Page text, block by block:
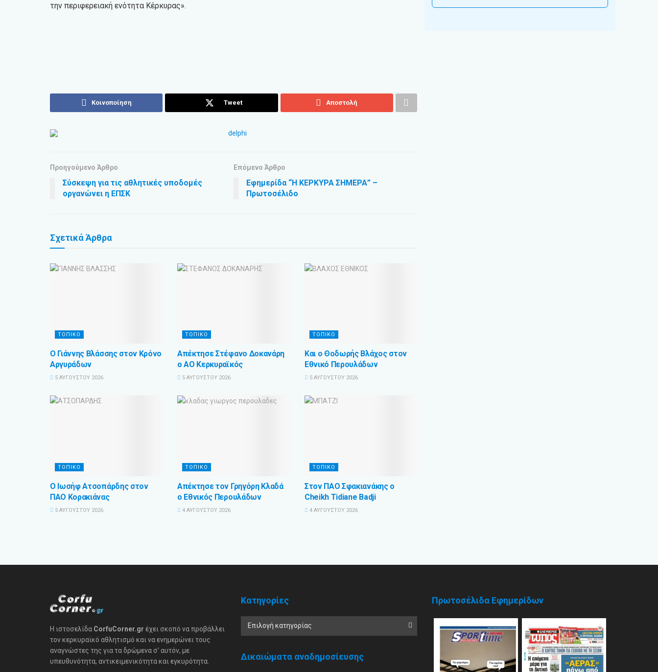
την περιφερειακή ενότητα Κέρκυρας».
Κοινοποίηση Tweet Αποστολή
Προηγούμενο Άρθρο
Σύσκεψη για τις αθλητικές υποδομές
οργανώνει η ΕΠΣΚ
Επόμενο Άρθρο
Εφημερίδα “Η ΚΕΡΚΥΡΑ ΣΗΜΕΡΑ” –
Πρωτοσέλιδο
ΣχετικάΆρθρα
ΤΟΠΙΚΟ
Ο Γιάννης Βλάσσης στον Κρόνο
Αργυράδων
5 ΑΥΓΟΎΣΤΟΥ 2026
ΤΟΠΙΚΟ
Απέκτησε Στέφανο Δοκανάρη
ο ΑΟ Κερκυραϊκός
5 ΑΥΓΟΎΣΤΟΥ 2026
ΤΟΠΙΚΟ
Και ο Θοδωρής Βλάχος στον
Εθνικό Περουλάδων
5 ΑΥΓΟΎΣΤΟΥ 2026
ΤΟΠΙΚΟ
Ο Ιωσήφ Ατσοπάρδης στον
ΠΑΟ Κορακιάνας
5 ΑΥΓΟΎΣΤΟΥ 2026
ΤΟΠΙΚΟ
Απέκτησε τον Γρηγόρη Κλαδά
ο Εθνικός Περουλάδων
4 ΑΥΓΟΎΣΤΟΥ 2026
ΤΟΠΙΚΟ
Στον ΠΑΟ Σφακιανάκης ο
Cheikh Tidiane Badji
4 ΑΥΓΟΎΣΤΟΥ 2026
Η ιστοσελίδα CorfuCorner.gr έχει σκοπό να προβάλλει
τον κερκυραϊκό αθλητισμό και να ενημερώνει τους
αναγνώστες της για τα δρώμενα σ' αυτόν, με
υπευθυνότητα, αντικειμενικότητα και εγκυρότητα.
Κατηγορίες
Επιλογή κατηγορίας
Δικαιώματα αναδημοσίευσης
Πρωτοσέλιδα Εφημερίδων